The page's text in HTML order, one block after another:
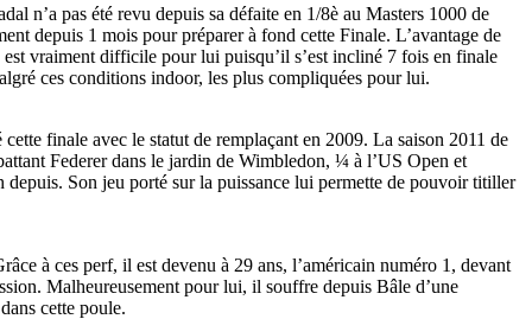
n’a pas été revu depuis sa défaite en 1/8è au Masters 1000 de
depuis 1 mois pour préparer à fond cette Finale. L’avantage de
vraiment difficile pour lui puisqu’il s’est incliné 7 fois en finale
ces conditions indoor, les plus compliquées pour lui.
finale avec le statut de remplaçant en 2009. La saison 2011 de
Federer dans le jardin de Wimbledon, ¼ à l’US Open et
Son jeu porté sur la puissance lui permette de pouvoir titiller
à ces perf, il est devenu à 29 ans, l’américain numéro 1, devant
Malheureusement pour lui, il souffre depuis Bâle d’une
cette poule.